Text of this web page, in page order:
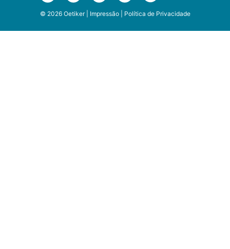
© 2026 Oetiker | Impressão| Política de Privacidade